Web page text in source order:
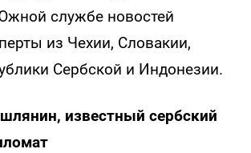
службе новостей
из Чехии, Словакии,
Сербской и Индонезии.
известный сербский